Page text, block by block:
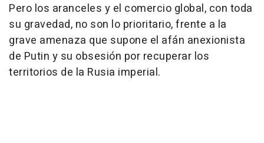
Pero los aranceles y el comercio global, con toda
su gravedad, no son lo prioritario, frente a la
grave amenaza que supone el afán anexionista
de Putin y su obsesión por recuperar los
territorios de la Rusia imperial.